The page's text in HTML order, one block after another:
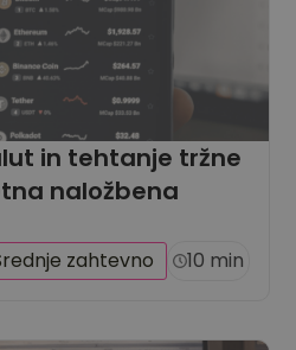
in tehtanje tržne
naložbena
zahtevno 10 min